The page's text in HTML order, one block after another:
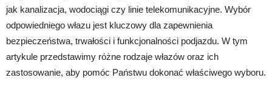
jak kanalizacja, wodociągi czy linie telekomunikacyjne. Wybór
odpowiedniego włazu jest kluczowy dla zapewnienia
bezpieczeństwa, trwałości i funkcjonalności podjazdu. W tym
artykule przedstawimy różne rodzaje włazów oraz ich
zastosowanie, aby pomóc Państwu dokonać właściwego wyboru.